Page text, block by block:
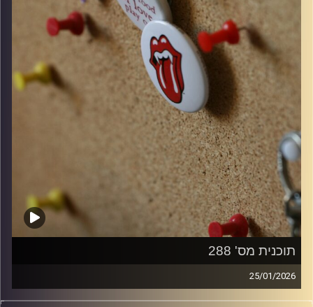
תוכנית מס' 288
25/01/2026
קלאסיקות רוק עם אורן הוף.